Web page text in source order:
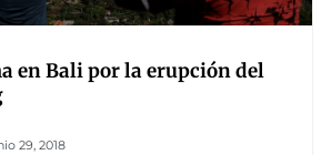
en Bali por la erupción del
29, 2018